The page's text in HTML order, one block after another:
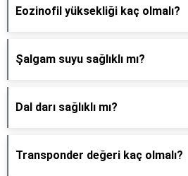
Eozinofil yüksekliği kaç olmalı?
Şalgam suyu sağlıklı mı?
Dal darı sağlıklı mı?
Transponder değeri kaç olmalı?